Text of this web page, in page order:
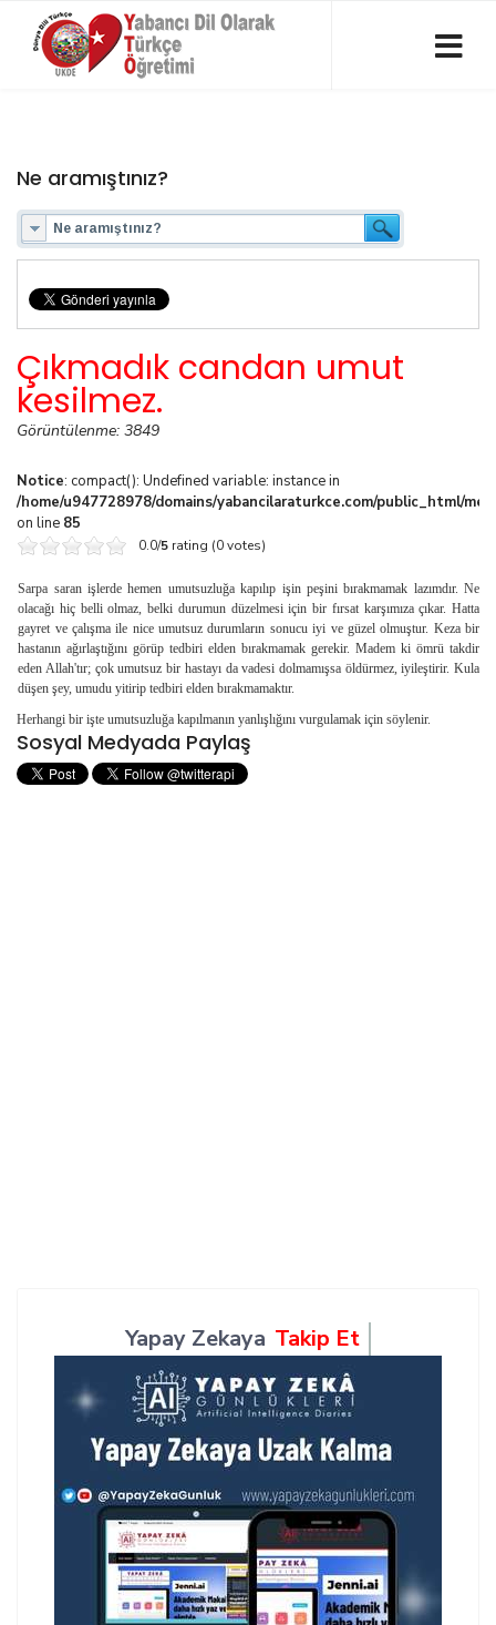
Ne aramıştınız?
Çıkmadık candan umut
kesilmez.
Görüntülenme: 3849
Notice: compact(): Undefined variable: instance in
/home/u947728978/domains/yabancilaraturkce.com/public_html/
on line 85
0.0/5 rating (0 votes)
Sarpa saran işlerde hemen umutsuzluğa kapılıp işin peşini bırakmamak lazımdır. Ne
olacağı hiç belli olmaz, belki durumun düzelmesi için bir fırsat karşımıza çıkar. Hatta
gayret ve çalışma ile nice umutsuz durumların sonucu iyi ve güzel olmuştur. Keza bir
hastanın ağırlaş­tığını görüp tedbiri elden bırakmamak gerekir. Madem ki ömrü takdir
eden Allah'tır; çok umutsuz bir hastayı da vadesi dolmamışsa öldürmez, iyileştirir. Kula
düşen şey, umudu yitirip tedbiri elden bırakmamaktır.
Herhangi bir işte umutsuzluğa kapılmanın yanlışlı­ğını vurgulamak için söylenir.
Sosyal Medyada Paylaş
Yapay Zekaya Takip Et